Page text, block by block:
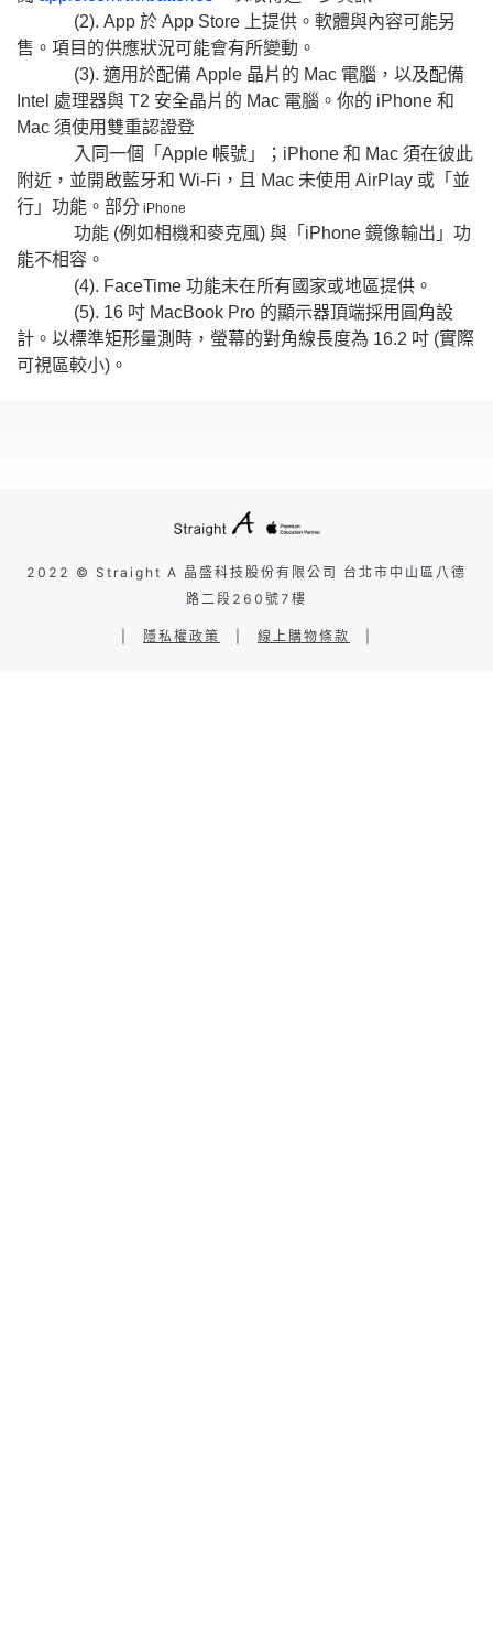
(2). App 於 App Store 上提供。軟體與內容可能另
售。項目的供應狀況可能會有所變動。
(3). 適用於配備 Apple 晶片的 Mac 電腦，以及配備
Intel 處理器與 T2 安全晶片的 Mac 電腦。你的 iPhone 和
Mac 須使用雙重認證登
入同一個「Apple 帳號」；iPhone 和 Mac 須在彼此
附近，並開啟藍牙和 Wi-Fi，且 Mac 未使用 AirPlay 或「並
行」功能。部分 iPhone
功能 (例如相機和麥克風) 與「iPhone 鏡像輸出」功
能不相容。
(4). FaceTime 功能未在所有國家或地區提供。
(5). 16 吋 MacBook Pro 的顯示器頂端採用圓角設
計。以標準矩形量測時，螢幕的對角線長度為 16.2 吋 (實際
可視區較小)。
2022 © Straight A 晶盛科技股份有限公司 台北市中山區八德
路二段260號7樓
隱私權政策 線上購物條款